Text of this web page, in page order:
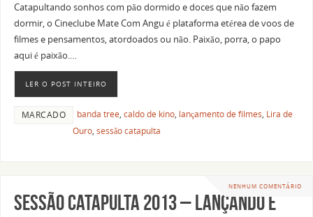
Catapultando sonhos com pão dormido e doces que não fazem
dormir, o Cineclube Mate Com Angu é plataforma etérea de voos de
filmes e pensamentos, atordoados ou não. Paixão, porra, o papo
aqui é paixão.…
LER O POST INTEIRO
MARCADO banda tree,caldo de kino, lançamento de filmes, Lira de
Ouro,sessão catapulta
NENHUM COMENTÁRIO
Sessão Catapulta 2013 – lançando e